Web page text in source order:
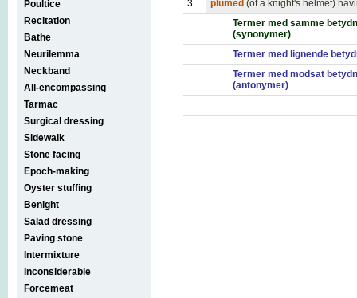
Poultice
Recitation
Bathe
Neurilemma
Neckband
All-encompassing
Tarmac
Surgical dressing
Sidewalk
Stone facing
Epoch-making
Oyster stuffing
Benight
Salad dressing
Paving stone
Intermixture
Inconsiderable
Forcemeat
3. plumed (of a knight's helmet)
Termer med samme
(synonymer)
Termer med lignende
Termer med modsat
(antonymer)